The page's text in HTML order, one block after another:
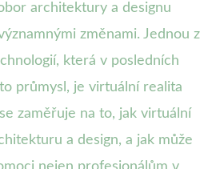
architektury a designu
změnami. Jednou z
která v posledních
průmysl, je virtuální realita
zaměřuje na to, jak virtuální
a design, a jak může